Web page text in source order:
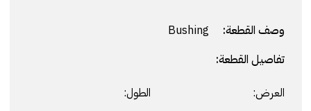
وصف القطعة:
تفاصيل القطعة:
العرض:
الطول: